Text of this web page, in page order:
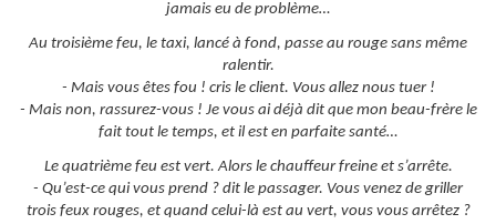
jamais eu de problème…
Au troisième feu, le taxi, lancé à fond, passe au rouge sans même
ralentir.
- Mais vous êtes fou ! cris le client. Vous allez nous tuer !
- Mais non, rassurez-vous ! Je vous ai déjà dit que mon beau-frère le
fait tout le temps, et il est en parfaite santé…
Le quatrième feu est vert. Alors le chauffeur freine et s’arrête.
- Qu’est-ce qui vous prend ? dit le passager. Vous venez de griller
trois feux rouges, et quand celui-là est au vert, vous vous arrêtez ?